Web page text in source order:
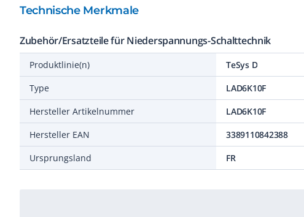
Technische Merkmale
Zubehör/Ersatzteile für Niederspannungs-Schalttechnik
Produktlinie(n)
TeSys D
Type
LAD6K10F
Hersteller Artikelnummer
LAD6K10F
Hersteller EAN
3389110842388
Ursprungsland
FR